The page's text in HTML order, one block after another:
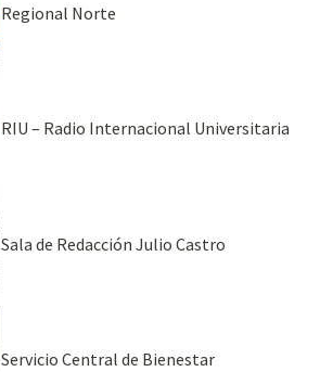
Regional Norte
RIU – Radio Internacional Universitaria
Sala de Redacción Julio Castro
Servicio Central de Bienestar